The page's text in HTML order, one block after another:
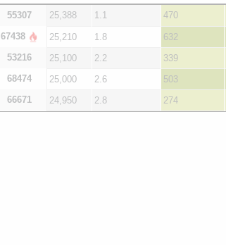
55307 25,388 1.1 470
67438 25,210 1.8 632
53216 25,100 2.2 339
68474 25,000 2.6 503
66671 24,950 2.8 274